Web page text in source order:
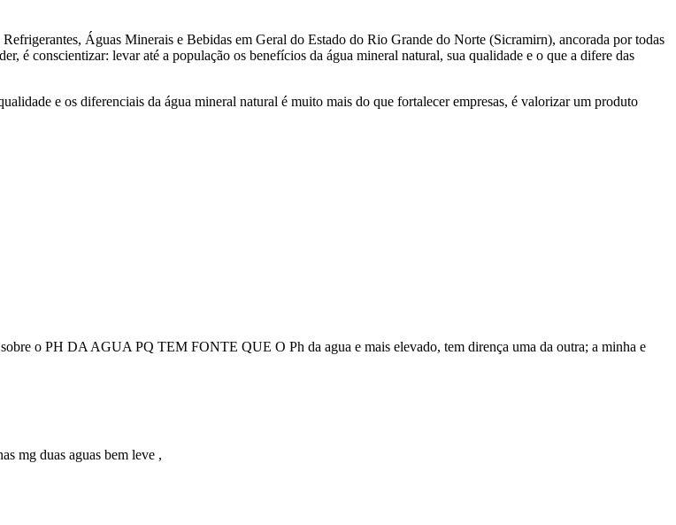
Águas Minerais e Bebidas em Geral do Estado do Rio Grande do Norte (Sicramirn), ancorada por todas
é conscientizar: levar até a população os benefícios da água mineral natural, sua qualidade e o que a difere das
e os diferenciais da água mineral natural é muito mais do que fortalecer empresas, é valorizar um produto
o PH DA AGUA PQ TEM FONTE QUE O Ph da agua e mais elevado, tem dirença uma da outra; a minha e
mg duas aguas bem leve ,